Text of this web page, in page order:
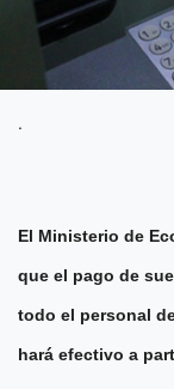
.
El Ministerio de
que el pago de
todo el personal
hará efectivo a